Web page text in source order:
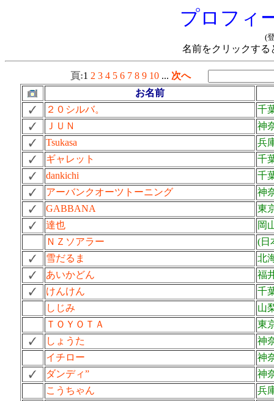
プロフィ
(
名前をクリックする
頁:1 2 3 4 5 6 7 8 9 10 ... 次へ
お名前
２０シルバ。
千
ＪＵＮ
神
Tsukasa
兵
ギャレット
千
dankichi
千
アーバンクオーツトーニング
神
GABBANA
東
達也
岡
ＮＺソアラー
(日
雪だるま
北
あいかどん
福
けんけん
千
しじみ
山
ＴＯＹＯＴＡ
東
しょうた
神
イチロー
神
ダンディ”
神
こうちゃん
兵